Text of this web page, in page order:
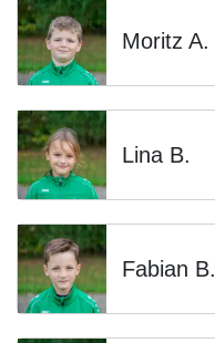
Moritz A.
Lina B.
Fabian B.